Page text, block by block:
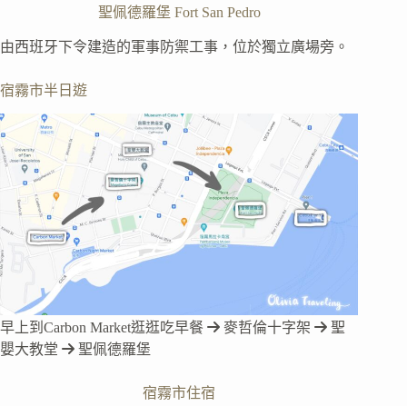
聖佩德羅堡 Fort San Pedro
由西班牙下令建造的軍事防禦工事，位於獨立廣場旁。
宿霧市半日遊
早上到Carbon Market逛逛吃早餐 麥哲倫十字架
聖
嬰大教堂
聖佩德羅堡
宿霧市住宿